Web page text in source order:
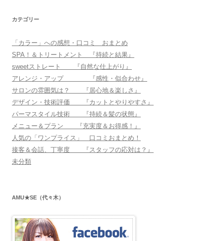
カテゴリー
「カラー」への感想・口コミ おまとめ
SPA！＆トリートメント 『持続と結果』
sweetストレート 『自然な仕上がり』
アレンジ・アップ 『感性・似合わせ』
サロンの雰囲気は？ 『居心地＆楽しさ』
デザイン・技術評価 『カットとやりやすさ』
パーマスタイル技術 『持続＆髪の状態』
メニュー＆プラン 『充実度＆お得感！』
人気の「ワンプライス」 口コミおまとめ！
接客＆会話、丁寧度 『スタッフの応対は？』
未分類
AMU★SE（代々木）